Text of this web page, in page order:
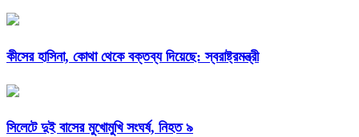
কীসের হাসিনা, কোথা থেকে বক্তব্য দিয়েছে: স্বরাষ্ট্রমন্ত্রী
সিলেটে দুই বাসের মুখোমুখি সংঘর্ষ, নিহত ৯